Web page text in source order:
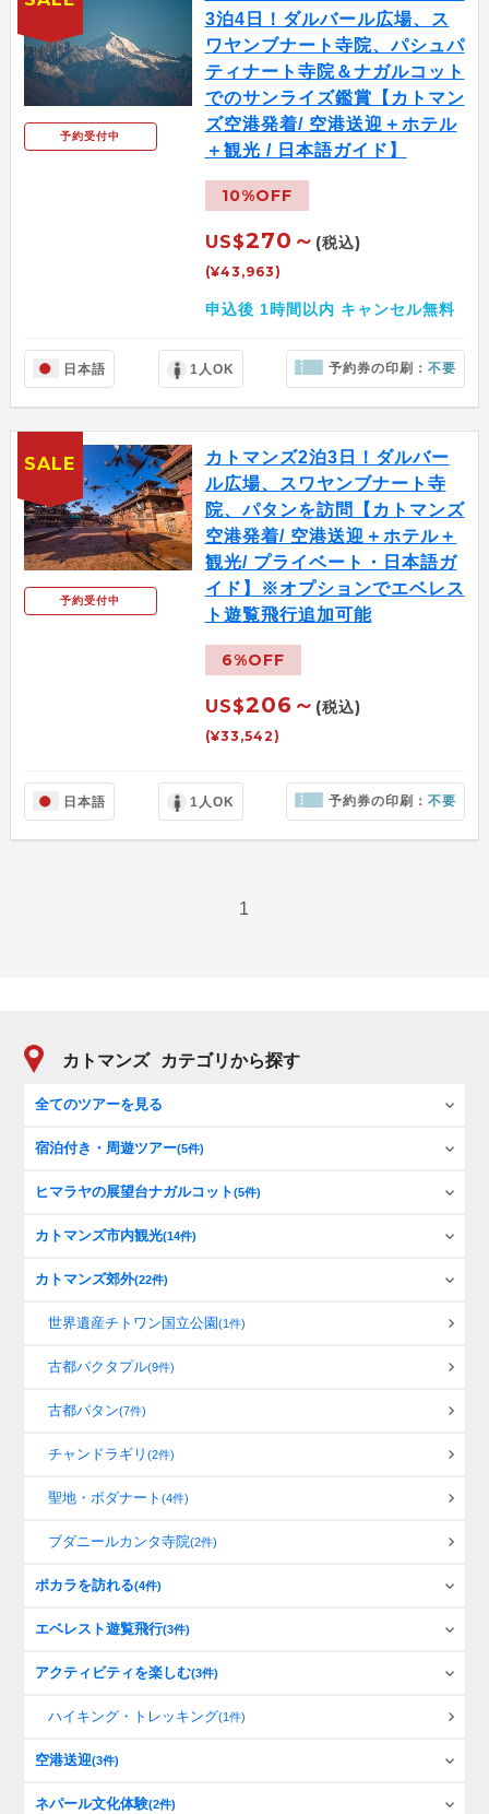
予約受付中
3泊4日！ダルバール広場、ス
ワヤンブナート寺院、パシュパ
ティナート寺院＆ナガルコット
でのサンライズ鑑賞【カトマン
ズ空港発着/ 空港送迎＋ホテル
＋観光 / 日本語ガイド】
10%OFF
US$270～ (税込)
(¥43,963)
申込後 1時間以内 キャンセル無料
日本語 1人OK 予約券の印刷：不要
予約受付中
カトマンズ2泊3日！ダルバー
ル広場、スワヤンブナート寺
院、パタンを訪問【カトマンズ
空港発着/ 空港送迎＋ホテル＋
観光/ プライベート・日本語ガ
イド】※オプションでエベレス
ト遊覧飛行追加可能
6%OFF
US$206～ (税込)
(¥33,542)
日本語 1人OK 予約券の印刷：不要
SALE
1
カトマンズ カテゴリから探す
全てのツアーを見る
宿泊付き・周遊ツアー(5件)
ヒマラヤの展望台ナガルコット(5件)
カトマンズ市内観光(14件)
カトマンズ郊外(22件)
世界遺産チトワン国立公園(1件)
古都バクタプル(9件)
古都パタン(7件)
チャンドラギリ(2件)
聖地・ボダナート(4件)
ブダニールカンタ寺院(2件)
ポカラを訪れる(4件)
エベレスト遊覧飛行(3件)
アクティビティを楽しむ(3件)
ハイキング・トレッキング(1件)
空港送迎(3件)
ネパール文化体験(2件)